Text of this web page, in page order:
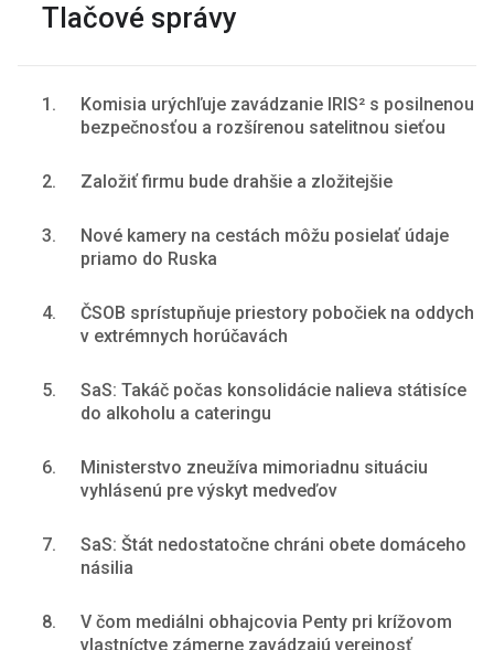
Tlačové správy
1.
Komisia urýchľuje zavádzanie IRIS² s posilnenou
bezpečnosťou a rozšírenou satelitnou sieťou
2. Založiť firmu bude drahšie a zložitejšie
3.
Nové kamery na cestách môžu posielať údaje
priamo do Ruska
4.
ČSOB sprístupňuje priestory pobočiek na oddych
v extrémnych horúčavách
5.
SaS: Takáč počas konsolidácie nalieva státisíce
do alkoholu a cateringu
6.
Ministerstvo zneužíva mimoriadnu situáciu
vyhlásenú pre výskyt medveďov
7.
SaS: Štát nedostatočne chráni obete domáceho
násilia
8.
V čom mediálni obhajcovia Penty pri krížovom
vlastníctve zámerne zavádzajú verejnosť